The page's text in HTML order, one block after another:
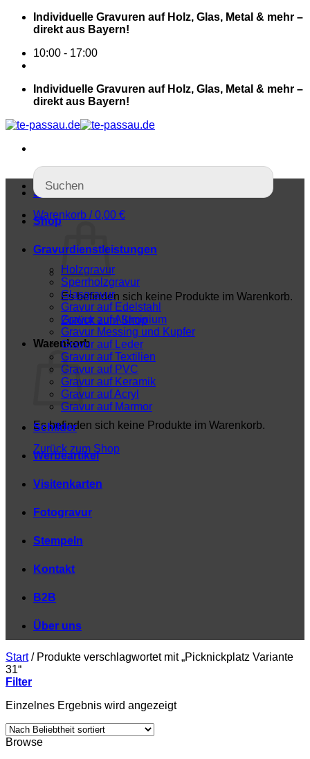
Individuelle Gravuren auf Holz, Glas, Metal & mehr –
direkt aus Bayern!
10:00 - 17:00
Individuelle Gravuren auf Holz, Glas, Metal & mehr –
direkt aus Bayern!
Warenkorb /0,00 €
Es befinden sich keine Produkte im Warenkorb.
Zurück zum Shop
Warenkorb
Es befinden sich keine Produkte im Warenkorb.
Zurück zum Shop
Startseite
Shop
Gravurdienstleistungen
Holzgravur
Sperrholzgravur
Glasgravur
Gravur auf Edelstahl
Gravur auf Aluminium
Gravur Messing und Kupfer
Gravur auf Leder
Gravur auf Textilien
Gravur auf PVC
Gravur auf Keramik
Gravur auf Acryl
Gravur auf Marmor
Schilder
Werbeartikel
Visitenkarten
Fotogravur
Stempeln
Kontakt
B2B
Über uns
Start /Produkte verschlagwortet mit „Picknickplatz Variante
31“
Filter
Einzelnes Ergebnis wird angezeigt
Browse